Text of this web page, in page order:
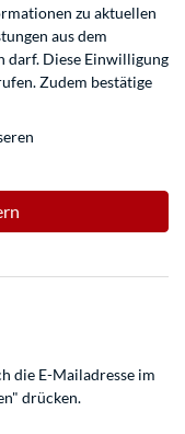
zu aktuellen
aus dem
darf. Diese Einwilligung
Zudem bestätige
die E-Mailadresse im
drücken.